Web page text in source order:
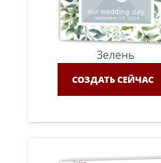
Зелень
СОЗДАТЬ СЕЙЧАС